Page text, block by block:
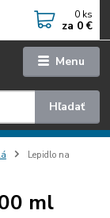
Menu
Hľadať
0 ks
za 0 €
Lepidlo na
ml